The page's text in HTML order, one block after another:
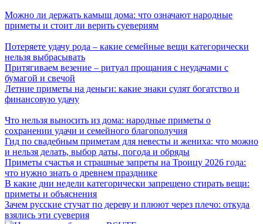
Можно ли держать камыш дома: что означают народные
приметы и стоит ли верить суевериям
Потеряете удачу рода – какие семейные вещи категорически
нельзя выбрасывать
Притягиваем везение – ритуал прощания с неудачами с
бумагой и свечой
Летние приметы на деньги: какие знаки сулят богатство и
финансовую удачу
Что нельзя выносить из дома: народные приметы о
сохранении удачи и семейного благополучия
Гид по свадебным приметам для невесты и жениха: что можно
и нельзя делать, выбор даты, погода и обряды
Приметы счастья и страшные запреты на Троицу 2026 года:
что нужно знать о древнем празднике
В какие дни недели категорически запрещено стирать вещи:
приметы и объяснения
Зачем русские стучат по дереву и плюют через плечо: откуда
взялись эти суеверия